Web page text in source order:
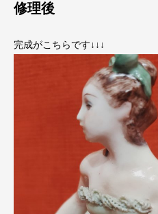
修理後
完成がこちらです↓↓↓